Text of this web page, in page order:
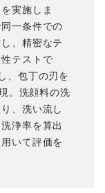
実施しま
一条件での
、精密なテ
テストで
、包丁の刃を
。洗顔料の洗
、洗い流し
浄率を算出
いて評価を